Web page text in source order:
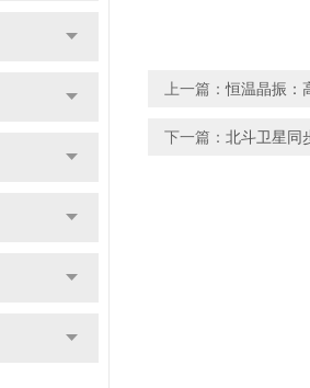
上一篇：恒温晶振：
下一篇： 北斗卫星同